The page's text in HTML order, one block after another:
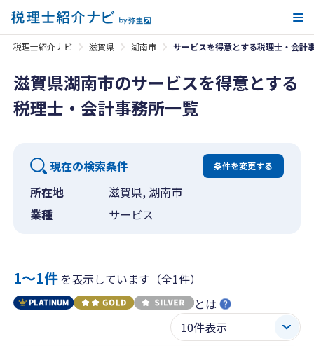
税理士紹介ナビ 滋賀県 湖南市 サービスを得意とする税理士・会計
滋賀県湖南市のサービスを得意とする
税理士・会計事務所一覧
現在の検索条件 条件を変更する
所在地
滋賀県, 湖南市
業種
サービス
1〜1件を表示しています（全1件）
とは